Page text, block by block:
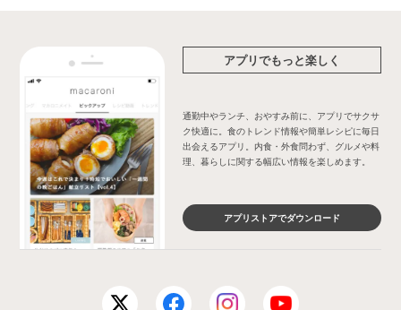
アプリでもっと楽しく
通勤中やランチ、おやすみ前に、アプリでサクサ
ク快適に。食のトレンド情報や簡単レシピに毎日
出会えるアプリ。内食・外食問わず、グルメや料
理、暮らしに関する幅広い情報を楽しめます。
アプリストアでダウンロード